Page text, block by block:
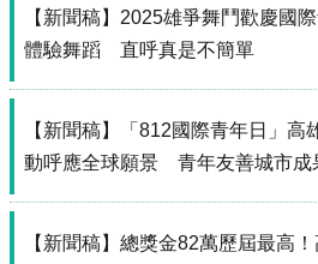
網
覽
局
箱
【新聞稿】2025雄爭舞鬥歡慶國
體驗舞蹈 直呼真是不簡單
【新聞稿】「812國際青年日」高
動呼應全球願景 青年友善城市成
【新聞稿】總獎金82萬歷屆最高